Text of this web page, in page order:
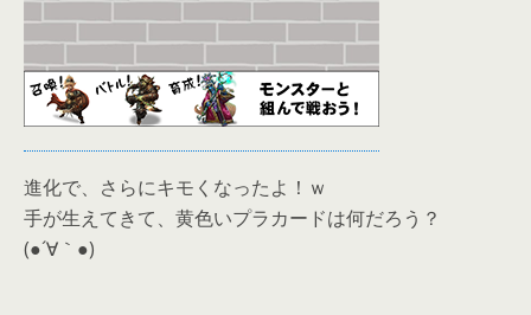
進化で、さらにキモくなったよ！ｗ
手が生えてきて、黄色いプラカードは何だろう？
(●´∀｀●)